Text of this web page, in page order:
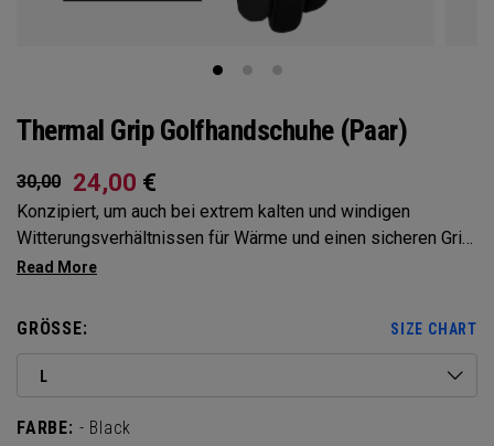
Thermal Grip Golfhandschuhe (Paar)
30,00 24,00 €
Konzipiert, um auch bei extrem kalten und windigen
Witterungsverhältnissen für Wärme und einen sicheren Griff
zu sorgen. Nur als Paar erhältlich
GRÖSSE: SIZE CHART
L
FARBE: - Black